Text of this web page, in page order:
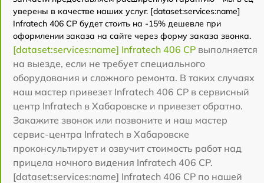
уверены в качестве наших услуг. [dataset:services:name]
Infratech 406 СР будет стоить на -15% дешевле при
оформлении заказа на сайте через форму заказа звонка.
[dataset:services:name] Infratech 406 СР выполняется
на выезде, если не требует специального
оборудования и сложного ремонта. В таких случаях
наш мастер привезет Infratech 406 СР в сервисный
центр Infratech в Хабаровске и привезет обратно.
Закажите звонок или позвоните и наш мастер
сервис-центра Infratech в Хабаровске
проконсультирует и озвучит стоимость работ над
прицела ночного видения Infratech 406 СР.
[dataset:services:name] Infratech 406 СР по нашей